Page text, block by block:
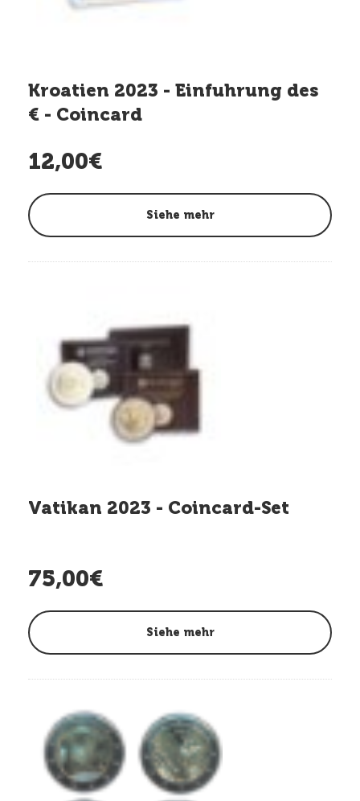
Kroatien 2023 - Einfuhrung des
€ - Coincard
12,00€
Siehe mehr
Vatikan 2023 - Coincard-Set
75,00€
Siehe mehr